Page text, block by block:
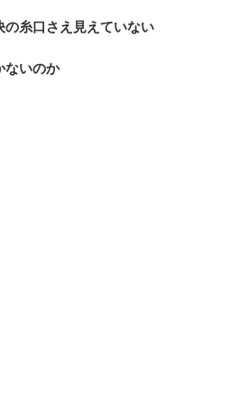
糸口さえ見えていない
ないのか